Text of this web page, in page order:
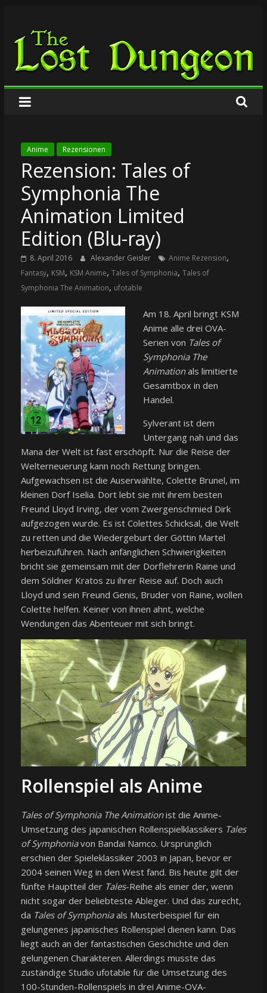
springen
The
Lost
Dungeon
Anime Rezensionen
Rezension: Tales of
Symphonia The
Animation Limited
Edition (Blu-ray)
8. April 2016 Alexander Geisler Anime Rezension,
Fantasy, KSM, KSM Anime, Tales of Symphonia, Tales of
Symphonia The Animation, ufotable
Am 18. April bringt KSM
Anime alle drei OVA-
Serien von Tales of
Symphonia The
Animationals limitierte
Gesamtbox in den
Handel.
Sylverant ist dem
Untergang nah und das
Mana der Welt ist fast erschöpft. Nur die Reise der
Welterneuerung kann noch Rettung bringen.
Aufgewachsen ist die Auserwählte, Colette Brunel, im
kleinen Dorf Iselia. Dort lebt sie mit ihrem besten
Freund Lloyd Irving, der vom Zwergenschmied Dirk
aufgezogen wurde. Es ist Colettes Schicksal, die Welt
zu retten und die Wiedergeburt der Göttin Martel
herbeizuführen. Nach anfänglichen Schwierigkeiten
bricht sie gemeinsam mit der Dorflehrerin Raine und
dem Söldner Kratos zu ihrer Reise auf. Doch auch
Lloyd und sein Freund Genis, Bruder von Raine, wollen
Colette helfen. Keiner von ihnen ahnt, welche
Wendungen das Abenteuer mit sich bringt.
Rollenspiel als Anime
Tales of Symphonia The Animationist die Anime-
Umsetzung des japanischen Rollenspielklassikers Tales
of Symphoniavon Bandai Namco. Ursprünglich
erschien der Spieleklassiker 2003 in Japan, bevor er
2004 seinen Weg in den West fand. Bis heute gilt der
fünfte Hauptteil der Tales-Reihe als einer der, wenn
nicht sogar der beliebteste Ableger. Und das zurecht,
da Tales of Symphoniaals Musterbeispiel für ein
gelungenes japanisches Rollenspiel dienen kann. Das
liegt auch an der fantastischen Geschichte und den
gelungenen Charakteren. Allerdings musste das
zuständige Studio ufotable für die Umsetzung des
100-Stunden-Rollenspiels in drei Anime-OVA-